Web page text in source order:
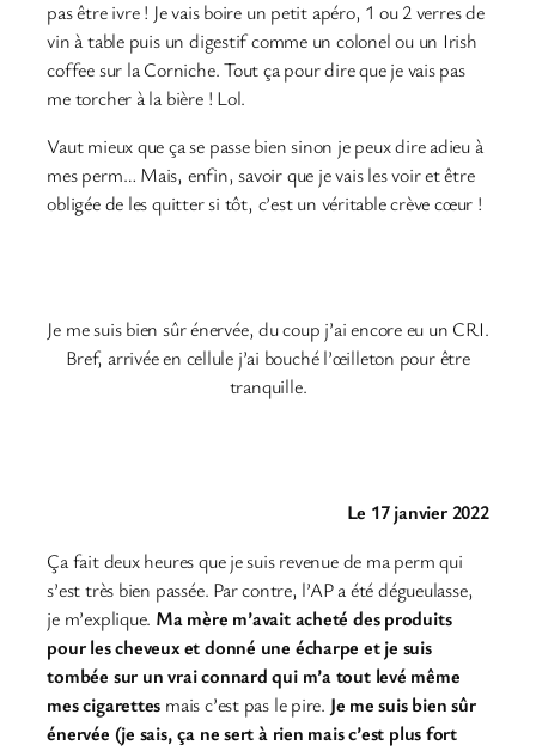
pas être ivre ! Je vais boire un petit apéro, 1 ou 2 verres de
vin à table puis un digestif comme un colonel ou un Irish
coffee sur la Corniche. Tout ça pour dire que je vais pas
me torcher à la bière ! Lol.
Vaut mieux que ça se passe bien sinon je peux dire adieu à
mes perm… Mais, enfin, savoir que je vais les voir et être
obligée de les quitter si tôt, c’est un véritable crève cœur !
Je me suis bien sûr énervée, du coup j’ai encore eu un CRI.
Bref, arrivée en cellule j’ai bouché l’œilleton pour être
tranquille.
Le 17 janvier 2022
Ça fait deux heures que je suis revenue de ma perm qui
s’est très bien passée. Par contre, l’AP a été dégueulasse,
je m’explique. Ma mère m’avait acheté des produits
pour les cheveux et donné une écharpe et je suis
tombée sur un vrai connard qui m’a tout levé même
mes cigarettes mais c’est pas le pire. Je me suis bien sûr
énervée (je sais, ça ne sert à rien mais c’est plus fort